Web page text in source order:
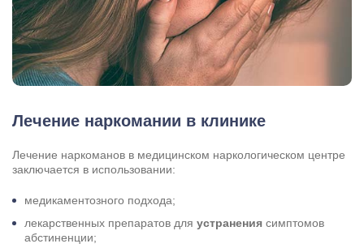
Лечение наркомании в клинике
Лечение наркоманов в медицинском наркологическом центре
заключается в использовании:
медикаментозного подхода;
лекарственных препаратов для устранения симптомов
абстиненции;
Оставьте данные и мы вам перезвоним!
Выбор города
Поиск по сайту
Задать вопрос
Задайте свой вопрос и мы ответим вам